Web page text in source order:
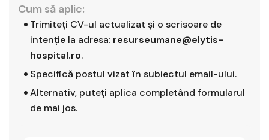
Cum să aplic:
Trimiteți CV-ul actualizat și o scrisoare de
intenție la adresa: resurseumane@elytis-
hospital.ro.
Specifică postul vizat în subiectul email-ului.
Alternativ, puteți aplica completând formularul
de mai jos.